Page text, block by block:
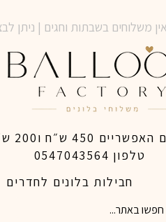
טלפון 0547043564
חבילות בלונים לחדרים